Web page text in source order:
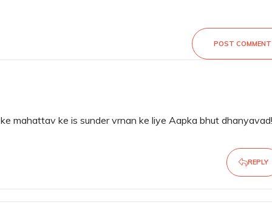
POST COMMENT
mahattav ke is sunder vrnan ke liye Aapka bhut
REPLY